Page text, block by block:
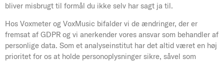
bliver misbrugt til formål du ikke selv har sagt ja til.
Hos Voxmeter og VoxMusic bifalder vi de ændringer, der er
fremsat af GDPR og vi anerkender vores ansvar som behandler af
personlige data. Som et analyseinstitut har det altid været en høj
prioritet for os at holde personoplysninger sikre, såvel som